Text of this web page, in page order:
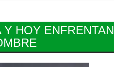
HOY ENFRENTAN